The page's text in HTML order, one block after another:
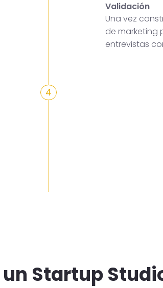
Validación
Una vez
de marketing
entrevistas
4
un Startup